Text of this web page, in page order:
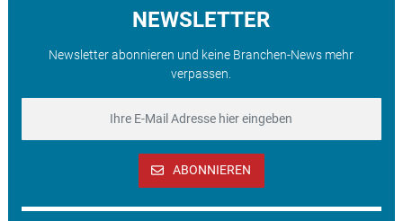
NEWSLETTER
Newsletter abonnieren und keine Branchen-News mehr
verpassen.
ABONNIEREN